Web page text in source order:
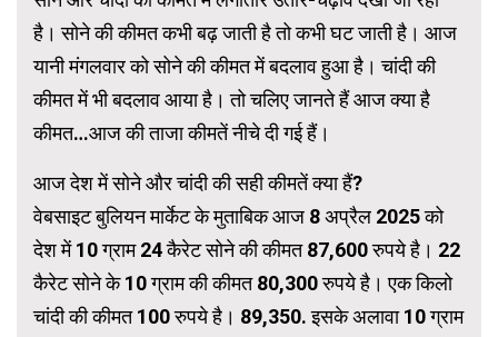
है। सोने की कीमत कभी बढ़ जाती है तो कभी घट जाती है। आज
यानी मंगलवार को सोने की कीमत में बदलाव हुआ है। चांदी की
कीमत में भी बदलाव आया है। तो चलिए जानते हैं आज क्या है
कीमत…आज की ताजा कीमतें नीचे दी गई हैं।
आज देश में सोने और चांदी की सही कीमतें क्या हैं?
वेबसाइट बुलियन मार्केट के मुताबिक आज 8 अप्रैल 2025 को
देश में 10 ग्राम 24 कैरेट सोने की कीमत 87,600 रुपये है। 22
कैरेट सोने के 10 ग्राम की कीमत 80,300 रुपये है। एक किलो
चांदी की कीमत 100 रुपये है। 89,350. इसके अलावा 10 ग्राम